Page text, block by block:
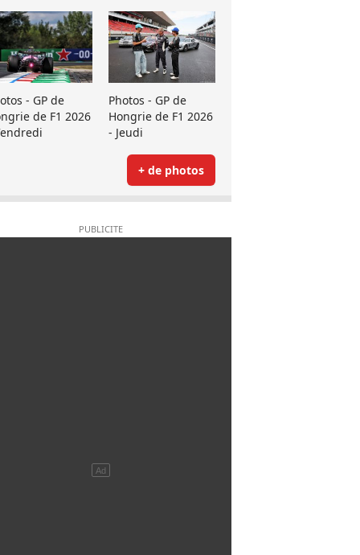
- GP de
de F1 2026
Photos - GP de
Hongrie de F1 2026
- Jeudi
+ de photos